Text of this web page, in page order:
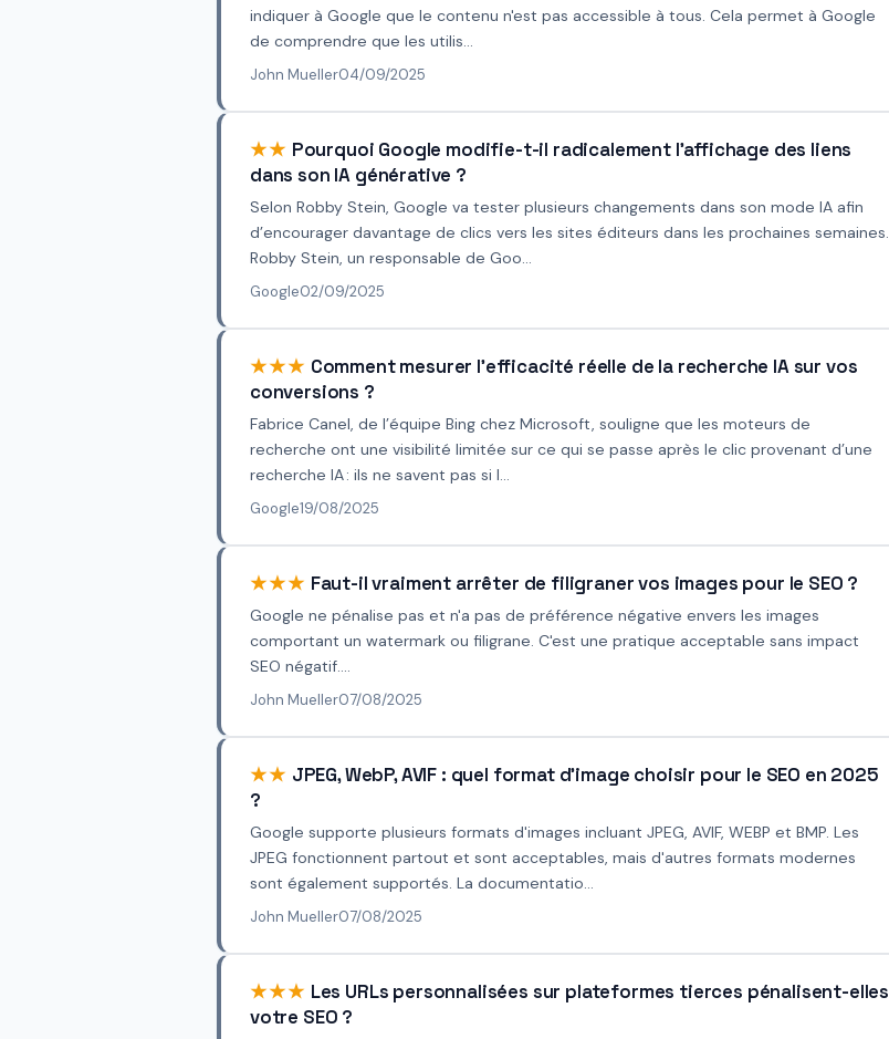
indiquer à Google que le contenu n'est pas accessible à tous. Cela permet à Google
de comprendre que les utilis...
John Mueller04/09/2025
★★ Pourquoi Google modifie-t-il radicalement l'affichage des liens
dans son IA générative ?
Selon Robby Stein, Google va tester plusieurs changements dans son mode IA afin
d’encourager davantage de clics vers les sites éditeurs dans les prochaines semaines.
Robby Stein, un responsable de Goo...
Google02/09/2025
★★★ Comment mesurer l'efficacité réelle de la recherche IA sur vos
conversions ?
Fabrice Canel, de l’équipe Bing chez Microsoft, souligne que les moteurs de
recherche ont une visibilité limitée sur ce qui se passe après le clic provenant d’une
recherche IA : ils ne savent pas si l...
Google19/08/2025
★★★ Faut-il vraiment arrêter de filigraner vos images pour le SEO ?
Google ne pénalise pas et n'a pas de préférence négative envers les images
comportant un watermark ou filigrane. C'est une pratique acceptable sans impact
SEO négatif....
John Mueller07/08/2025
★★ JPEG, WebP, AVIF : quel format d'image choisir pour le SEO en 2025
?
Google supporte plusieurs formats d'images incluant JPEG, AVIF, WEBP et BMP. Les
JPEG fonctionnent partout et sont acceptables, mais d'autres formats modernes
sont également supportés. La documentatio...
John Mueller07/08/2025
★★★ Les URLs personnalisées sur plateformes tierces pénalisent-elles
votre SEO ?